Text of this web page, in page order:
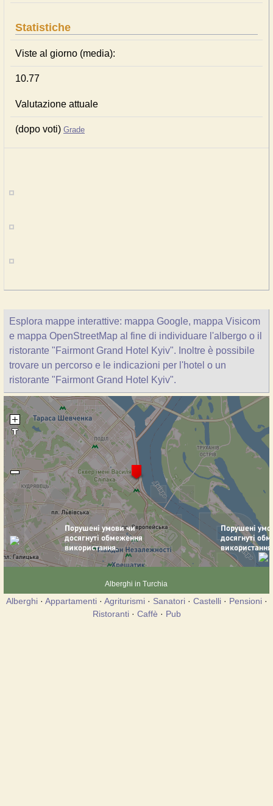
Statistiche
Viste al giorno (media):
10.77
Valutazione attuale
(dopo voti) Grade
Esplora mappe interattive: mappa Google, mappa Visicom
e mappa OpenStreetMap al fine di individuare l'albergo o il
ristorante "Fairmont Grand Hotel Kyiv". Inoltre è possibile
trovare un percorso e le indicazioni per l'hotel o un
ristorante "Fairmont Grand Hotel Kyiv".
Alberghi in Turchia
Alberghi· Appartamenti· Agriturismi· Sanatori· Castelli· Pensioni·
Ristoranti· Caffè · Pub